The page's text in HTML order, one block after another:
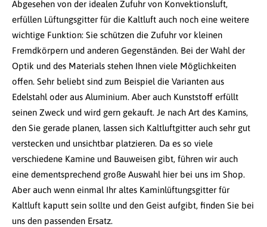
Abgesehen von der idealen Zufuhr von Konvektionsluft,
erfüllen Lüftungsgitter für die Kaltluft auch noch eine weitere
wichtige Funktion: Sie schützen die Zufuhr vor kleinen
Fremdkörpern und anderen Gegenständen. Bei der Wahl der
Optik und des Materials stehen Ihnen viele Möglichkeiten
offen. Sehr beliebt sind zum Beispiel die Varianten aus
Edelstahl oder aus Aluminium. Aber auch Kunststoff erfüllt
seinen Zweck und wird gern gekauft. Je nach Art des Kamins,
den Sie gerade planen, lassen sich Kaltluftgitter auch sehr gut
verstecken und unsichtbar platzieren. Da es so viele
verschiedene Kamine und Bauweisen gibt, führen wir auch
eine dementsprechend große Auswahl hier bei uns im Shop.
Aber auch wenn einmal Ihr altes Kaminlüftungsgitter für
Kaltluft kaputt sein sollte und den Geist aufgibt, finden Sie bei
uns den passenden Ersatz.